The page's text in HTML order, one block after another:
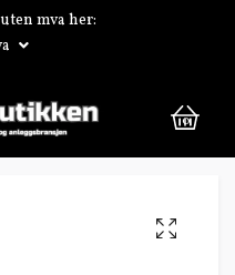
mva her:
0